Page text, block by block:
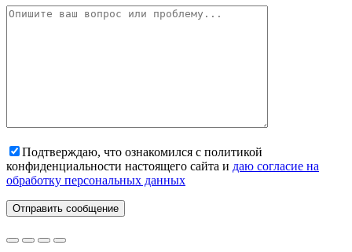
Подтверждаю, что ознакомился с политикой
конфиденциальности настоящего сайта и даю согласие на
обработку персональных данных